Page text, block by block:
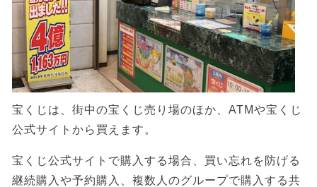
宝くじは、街中の宝くじ売り場のほか、ATMや宝くじ
公式サイトから買えます。
宝くじ公式サイトで購入する場合、買い忘れを防げる
継続購入や予約購入、複数人のグループで購入する共